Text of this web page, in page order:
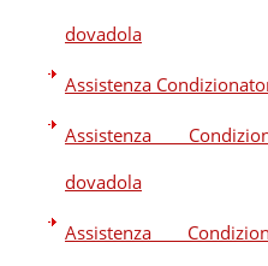
dovadola
Assistenza
Assistenza
dovadola
Assistenza